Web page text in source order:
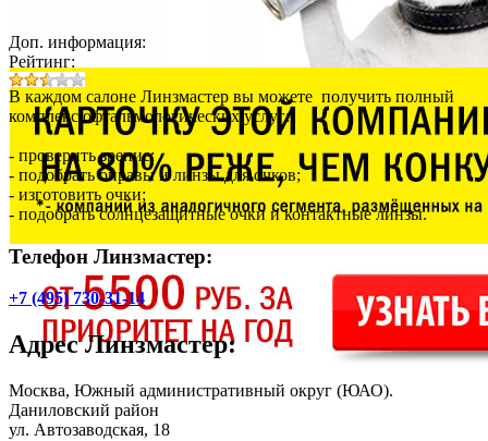
Доп. информация:
Рейтинг:
В каждом салоне Линзмастер вы можете получить полный
комплекс офтальмологических услуг:
- проверить зрение;
- подобрать оправы и линзы для очков;
- изготовить очки;
- подобрать солнцезащитные очки и контактные линзы.
Телефон Линзмастер:
+7 (495) 730-31-14
АдресЛинзмастер:
Москва, Южный административный округ (ЮАО).
Даниловский район
ул. Автозаводская, 18